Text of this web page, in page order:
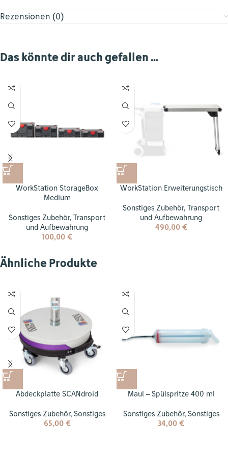
Rezensionen (0)
Das könnte dir auch gefallen …
WorkStation StorageBox
Medium
Sonstiges Zubehör, Transport
und Aufbewahrung
100,00 €
WorkStation Erweiterungstisch
Sonstiges Zubehör, Transport
und Aufbewahrung
490,00 €
Ähnliche Produkte
Abdeckplatte SCANdroid
Sonstiges Zubehör, Sonstiges
65,00 €
Maul – Spülspritze 400 ml
Sonstiges Zubehör, Sonstiges
34,00 €